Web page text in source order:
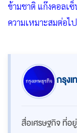
ข้ามชาติ แก๊งคอลเ
ความเหมาะสมต่อไป
กรุง
สื่อเศรษฐกิจ ที่อ